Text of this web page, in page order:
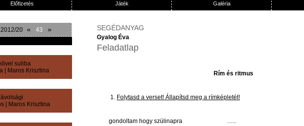
Előfizetés Játék Galéria
2012/20 « 43 »
suliba
| Maros Krisztina
| Maros Krisztina
SEGÉDANYAG
Gyalog Éva
Feladatlap
Rím és ritmus
Folytasd a verset! Állapítsd meg a rímképletét!
gondoltam hogy szülinapra…..